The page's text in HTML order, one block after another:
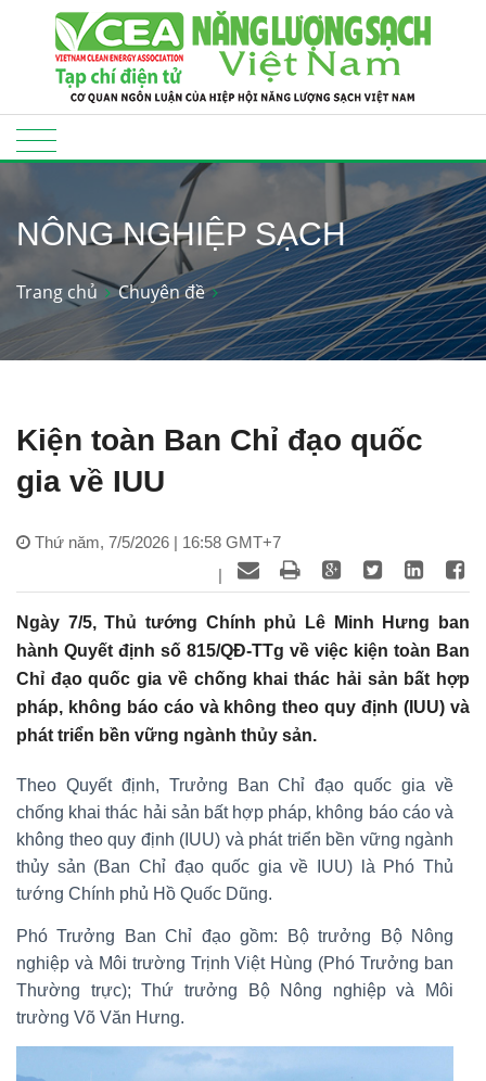
NÔNG NGHIỆP SẠCH
Trang chủ Chuyên đề
Kiện toàn Ban Chỉ đạo quốc
gia về IUU
Thứ năm, 7/5/2026 | 16:58 GMT+7
|
Ngày 7/5, Thủ tướng Chính phủ Lê Minh Hưng ban
hành Quyết định số 815/QĐ-TTg về việc kiện toàn Ban
Chỉ đạo quốc gia về chống khai thác hải sản bất hợp
pháp, không báo cáo và không theo quy định (IUU) và
phát triển bền vững ngành thủy sản.
Theo Quyết định, Trưởng Ban Chỉ đạo quốc gia về
chống khai thác hải sản bất hợp pháp, không báo cáo và
không theo quy định (IUU) và phát triển bền vững ngành
thủy sản (Ban Chỉ đạo quốc gia về IUU) là Phó Thủ
tướng Chính phủ Hồ Quốc Dũng.
Phó Trưởng Ban Chỉ đạo gồm: Bộ trưởng Bộ Nông
nghiệp và Môi trường Trịnh Việt Hùng (Phó Trưởng ban
Thường trực); Thứ trưởng Bộ Nông nghiệp và Môi
trường Võ Văn Hưng.